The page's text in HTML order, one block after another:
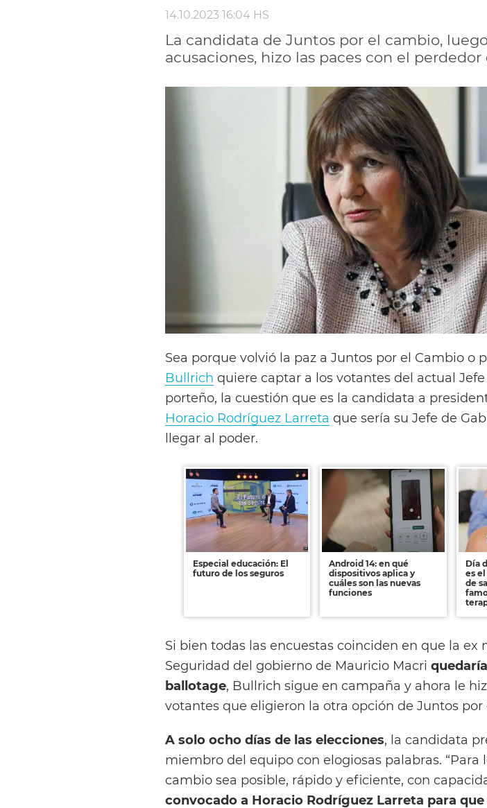
14.10.2023 16:04 HS
La candidata de Juntos por el cambio,
acusaciones, hizo las paces con el
Sea porque volvió la paz a Juntos por el Cambio o
Bullrich quiere captar a los votantes del actual
porteño, la cuestión que es la candidata a
Horacio Rodríguez Larreta que sería su Jefe de
llegar al poder.
Especial educación: El
futuro de los seguros
Android 14: en qué
dispositivos aplica y
cuáles son las nuevas
funciones
Día
es
de
Si bien todas las encuestas coinciden en que la ex
Seguridad del gobierno de Mauricio Macri
ballotage, Bullrich sigue en campaña y ahora le
votantes que eligieron la otra opción de Juntos por
A solo ocho días de las elecciones, la candidata
miembro del equipo con elogiosas palabras. “Para
cambio sea posible, rápido y eficiente, con
convocado a Horacio Rodríguez Larreta para